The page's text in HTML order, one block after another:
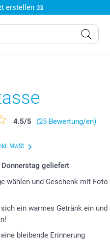
erstellen 📖
4.5/5
(25 Bewertung/en)
MwSt
geliefert
wählen und Geschenk mit
ein warmes Getränk ein
bleibende Erinnerung